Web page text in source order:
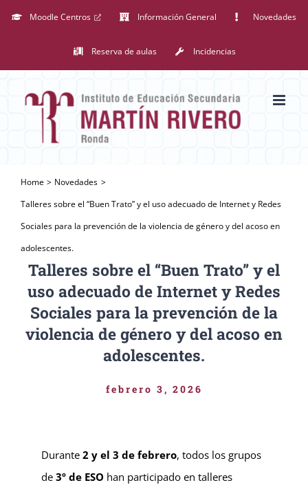
Saltar
Moodle Centros Información General Novedades
Reserva de aulas Incidencias
Home
Novedades
Talleres sobre el “Buen Trato” y el uso adecuado de Internet y Redes
Sociales para la prevención de la violencia de género y del acoso en
adolescentes.
Talleres sobre el “Buen Trato” y el
uso adecuado de Internet y Redes
Sociales para la prevención de la
violencia de género y del acoso en
adolescentes.
febrero 3, 2026
Durante 2 y el 3 de febrero, todos los grupos
de 3º de ESO han participado en talleres